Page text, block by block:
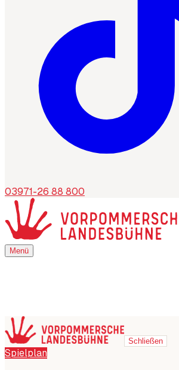
03971-26 88 800
Menü
Menü
Schließen
Spielplan